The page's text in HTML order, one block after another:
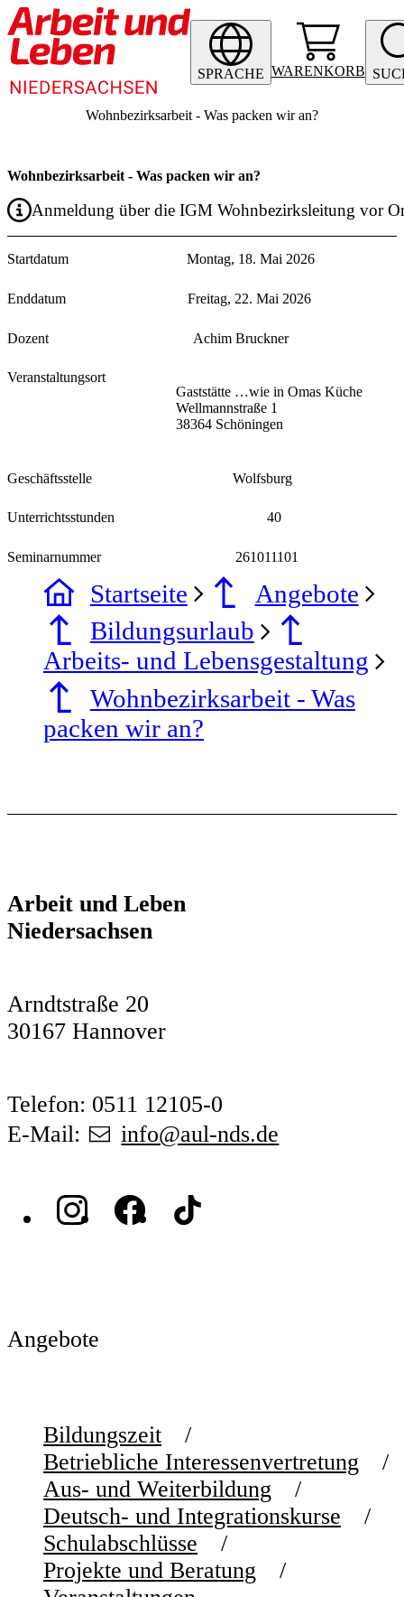
SPRACHE WARENKORB
Wohnbezirksarbeit - Was packen wir an?
Wohnbezirksarbeit - Was packen wir an?
Anmeldung über die IGM Wohnbezirksleitung vor
Startdatum Montag, 18. Mai 2026
Enddatum Freitag, 22. Mai 2026
Dozent Achim Bruckner
Veranstaltungsort
Gaststätte …wie in Omas Küche
Wellmannstraße 1
38364 Schöningen
Geschäftsstelle Wolfsburg
Unterrichtsstunden 40
Seminarnummer 261011101
Startseite
Angebote
Bildungsurlaub
Arbeits- und Lebensgestaltung
Wohnbezirksarbeit - Was
packen wir an?
Arbeit und Leben
Niedersachsen
Arndtstraße 20
30167 Hannover
Telefon: 0511 12105-0
E-Mail:
info@aul-nds.de
Angebote
Bildungszeit
Betriebliche Interessenvertretung
Aus- und Weiterbildung
Deutsch- und Integrationskurse
Schulabschlüsse
Projekte und Beratung